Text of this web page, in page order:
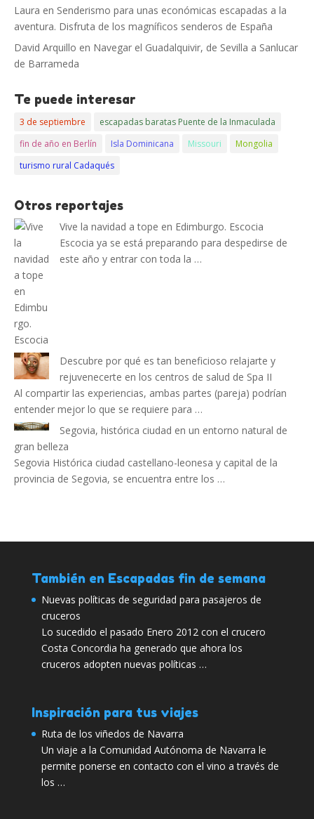
Laura en Senderismo para unas económicas escapadas a la
aventura. Disfruta de los magníficos senderos de España
David Arquillo en Navegar el Guadalquivir, de Sevilla a Sanlucar
de Barrameda
Te puede interesar
3 de septiembre
escapadas baratas Puente de la Inmaculada
fin de año en Berlín
Isla Dominicana Missouri
Mongolia
turismo rural Cadaqués
Otros reportajes
Vive la navidad a tope en Edimburgo. Escocia
Escocia ya se está preparando para despedirse de
este año y entrar con toda la …
Descubre por qué es tan beneficioso relajarte y
rejuvenecerte en los centros de salud de Spa II
Al compartir las experiencias, ambas partes (pareja) podrían
entender mejor lo que se requiere para …
Segovia, histórica ciudad en un entorno natural de
gran belleza
Segovia Histórica ciudad castellano-leonesa y capital de la
provincia de Segovia, se encuentra entre los …
También en Escapadas fin de semana
Nuevas políticas de seguridad para pasajeros de
cruceros
Lo sucedido el pasado Enero 2012 con el crucero
Costa Concordia ha generado que ahora los
cruceros adopten nuevas políticas …
Inspiración para tus viajes
Ruta de los viñedos de Navarra
Un viaje a la Comunidad Autónoma de Navarra le
permite ponerse en contacto con el vino a través de
los …